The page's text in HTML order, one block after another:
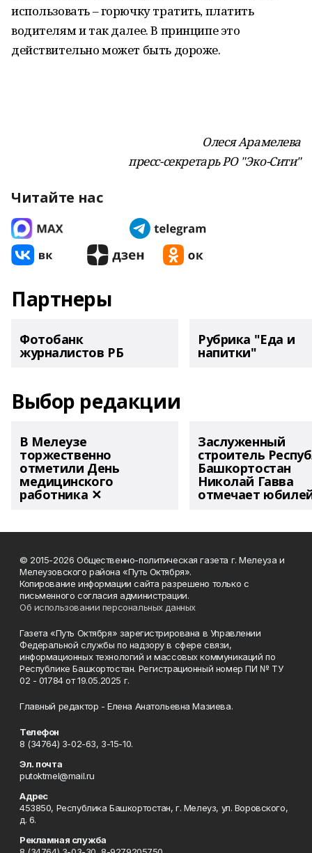
использовать – горючку тратить, платить
водителям и так далее. В принципе это
действительно может быть дороже.
Олеся Арамелева
пресс-секретарь РО "Эко-Сити"
Читайте нас
Партнеры
Фотобанк
журналистов РБ
Рубрика "Еда и
напитки"
Выбор редакции
В Мелеузе
торжественно
отметили День
медицинского
работника ✕
Заслуженный
строитель
Башкортостан
Николай Гавва
отмечает
© 2015-2026 Общественно-политическая газета г. Мелеуза и
Мелеузовского района «Путь Октября».
Копирование информации сайта разрешено только с
письменного согласия администрации.
Об использовании персональных данных
Газета «Путь Октября» зарегистрирована в Управлении
Федеральной службы по надзору в сфере связи,
информационных технологий и массовых коммуникаций по
Республике Башкортостан. Регистрационный номер ПИ № ТУ
02 - 01784 от 19.05.2025 г.
Главный редактор - Елена Анатольевна Мазиева.
Телефон
8 (34764) 3-02-63, 3-15-10.
Эл. почта
putoktmel@mail.ru
Адрес
453850, Республика Башкортостан, г. Мелеуз, ул. Воровского,
д. 6.
Рекламная служба